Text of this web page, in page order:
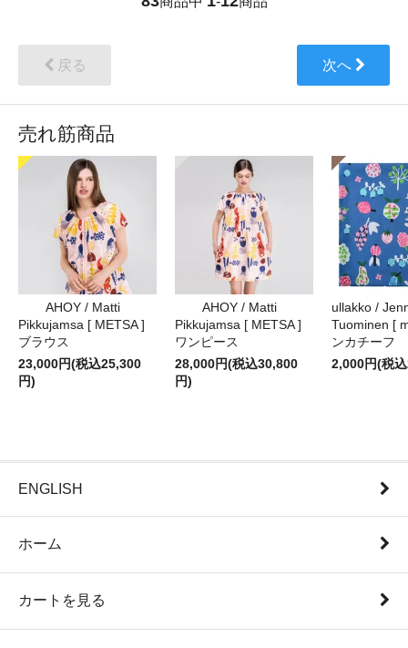
戻る 次へ
売れ筋商品
AHOY / Matti
Pikkujamsa [ METSA ]
ブラウス
23,000円(税込25,300
円)
AHOY / Matti
Pikkujamsa [ METSA ]
ワンピース
28,000円(税込30,800
円)
ullakko /
Tuominen [
ンカチーフ
2,000円(税
ENGLISH
ホーム
カートを見る